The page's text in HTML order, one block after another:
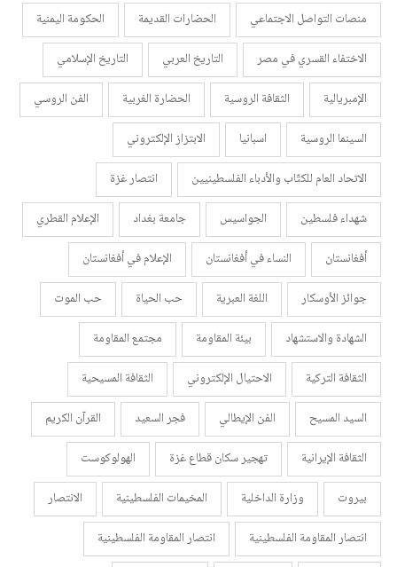
منصات التواصل الاجتماعي الحضارات القديمة
الحكومة اليمنية
الاختفاء القسري في مصر
التاريخ العربي
التاريخ الإسلامي
الإمبريالية
الثقافة الروسية الحضارة الغربية
الفن الروسي
السينما الروسية
اسبانيا
الابتزاز الإلكتروني
الاتحاد العام للكتّاب والأدباء الفلسطينيين
انتصار غزة
شهداء فلسطين
الجواسيس جامعة بغداد
الإعلام القطري
أفغانستان
النساء في أفغانستان
الإعلام في أفغانستان
جوائز الأوسكار
اللغة العبرية حب الحياة
حب الموت
الشهادة والاستشهاد
بيئة المقاومة
مجتمع المقاومة
الثقافة التركية
الاحتيال الإلكتروني
الثقافة المسيحية
السيد المسيح
الفن الإيطالي فجر السعيد
القرآن الكريم
الثقافة الإيرانية
تهجير سكان قطاع غزة
الهولوكوست
بيروت
وزارة الداخلية المخيمات الفلسطينية
الانتصار
انتصار المقاومة الفلسطينية
انتصار المقاومة الفلسطينية